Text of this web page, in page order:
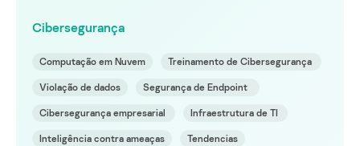
Cibersegurança
Computação em Nuvem Treinamento de Cibersegurança
Violação de dados Segurança de Endpoint
Cibersegurança empresarial Infraestrutura de TI
Inteligência contra ameaças Tendencias